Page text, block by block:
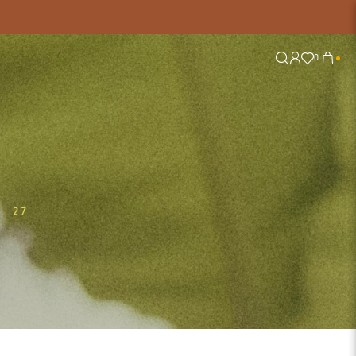
Tendências
Alfaiataria
Conjuntos
Jeans
Lisos
Tricot
Tule
Explore
Nossas Redes
0